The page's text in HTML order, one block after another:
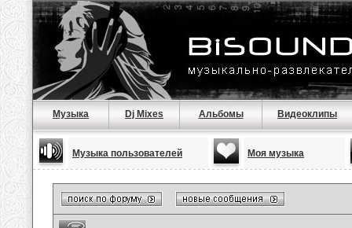
Музыка Dj Mixes Альбомы Видеоклипы
Музыка пользователей Моя музыка